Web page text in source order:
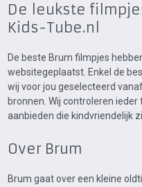
De leukste
Kids-Tube.nl
De beste Brum filmpjes
websitegeplaatst. Enkel de
wij voor jou geselecteerd
bronnen. Wij controleren
aanbieden die kindvriendelijk
Over Brum
Brum gaat over een kleine